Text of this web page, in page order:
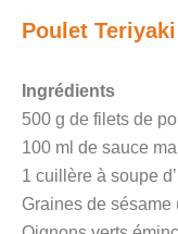
Poulet
Ingrédients
500 g de filets de
100 ml de sauce
1 cuillère à soupe
Graines de sésame